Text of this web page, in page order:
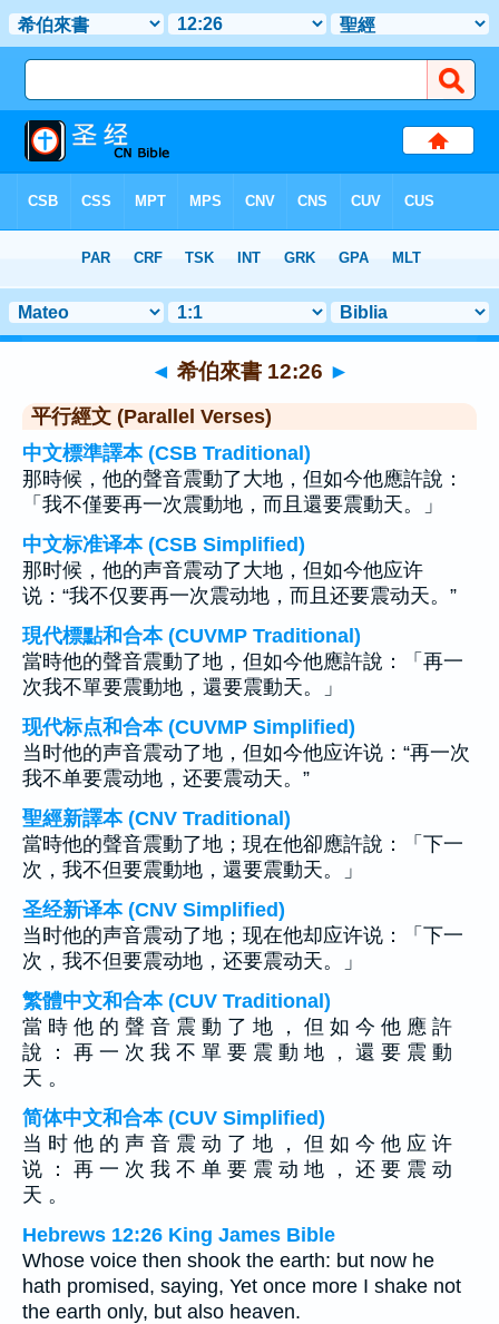
章 12> 聖經金句 26
◄ 希伯來書 12:26 ►
平行經文 (Parallel Verses)
中文標準譯本 (CSB Traditional)
那時候，他的聲音震動了大地，但如今他應許說：
「我不僅要再一次震動地，而且還要震動天。」
中文标准译本 (CSB Simplified)
那时候，他的声音震动了大地，但如今他应许
说：“我不仅要再一次震动地，而且还要震动天。”
現代標點和合本 (CUVMP Traditional)
當時他的聲音震動了地，但如今他應許說：「再一
次我不單要震動地，還要震動天。」
现代标点和合本 (CUVMP Simplified)
当时他的声音震动了地，但如今他应许说：“再一次
我不单要震动地，还要震动天。”
聖經新譯本 (CNV Traditional)
當時他的聲音震動了地；現在他卻應許說：「下一
次，我不但要震動地，還要震動天。」
圣经新译本 (CNV Simplified)
当时他的声音震动了地；现在他却应许说：「下一
次，我不但要震动地，还要震动天。」
繁體中文和合本 (CUV Traditional)
當 時 他 的 聲 音 震 動 了 地 ， 但 如 今 他 應 許
說 ： 再 一 次 我 不 單 要 震 動 地 ， 還 要 震 動
天 。
简体中文和合本 (CUV Simplified)
当 时 他 的 声 音 震 动 了 地 ， 但 如 今 他 应 许
说 ： 再 一 次 我 不 单 要 震 动 地 ， 还 要 震 动
天 。
Hebrews 12:26 King James Bible
Whose voice then shook the earth: but now he
hath promised, saying, Yet once more I shake not
the earth only, but also heaven.